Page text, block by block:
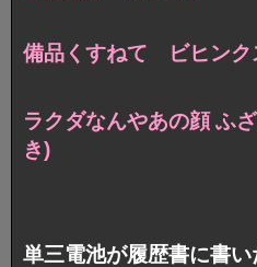
備品くすねて ビヒン
ラクダなんやあの顔 ふ
き)
単三電池が履歴書に書い